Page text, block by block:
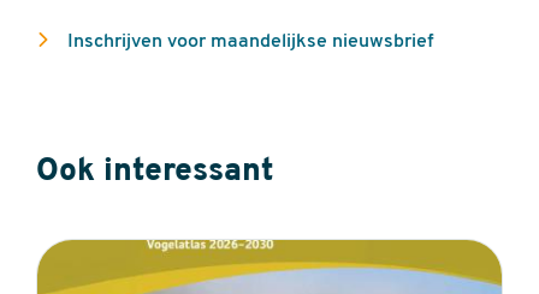
Inschrijven voor maandelijkse nieuwsbrief
Ook interessant